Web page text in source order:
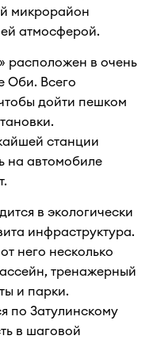
микрорайон
атмосферой.
расположен в очень
Оби. Всего
дойти пешком
станции
на автомобиле
в экологически
инфраструктура.
него несколько
тренажерный
и парки.
по Затулинскому
в шаговой